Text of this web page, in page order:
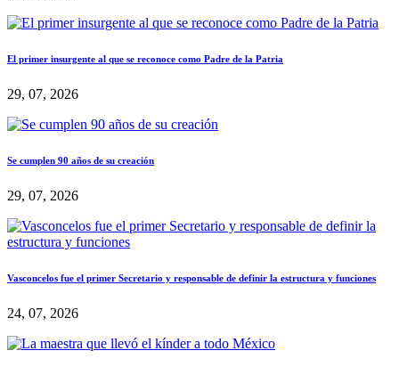
El primer insurgente al que se reconoce como Padre de la Patria
29, 07, 2026
Se cumplen 90 años de su creación
29, 07, 2026
Vasconcelos fue el primer Secretario y responsable de definir la estructura y funciones
24, 07, 2026